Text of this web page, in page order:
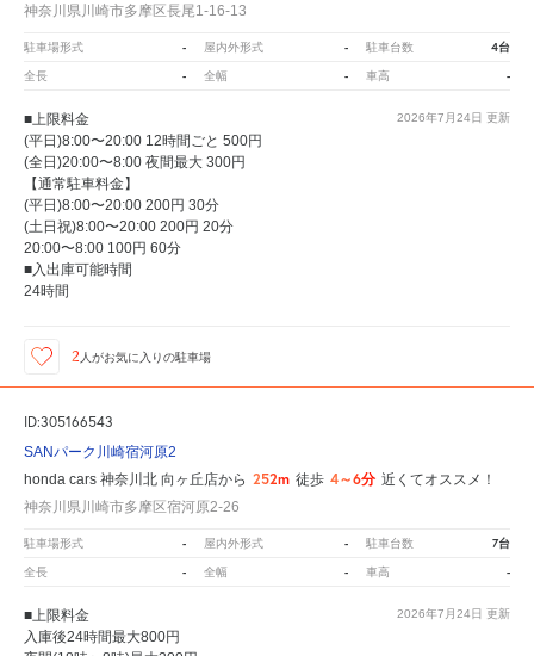
神奈川県川崎市多摩区長尾1-16-13
駐車場形式 - 屋内外形式 - 駐車台数 4台
全長 - 全幅 - 車高 -
2026年7月24日 更新
■上限料金
(平日)8:00〜20:00 12時間ごと 500円
(全日)20:00〜8:00 夜間最大 300円
【通常駐車料金】
(平日)8:00〜20:00 200円 30分
(土日祝)8:00〜20:00 200円 20分
20:00〜8:00 100円 60分
■入出庫可能時間
24時間
2 人がお気に入りの駐車場
ID:305166543
SANパーク川崎宿河原2
honda cars 神奈川北 向ヶ丘店から 252m 徒歩 4～6分 近くてオススメ！
神奈川県川崎市多摩区宿河原2-26
駐車場形式 - 屋内外形式 - 駐車台数 7台
全長 - 全幅 - 車高 -
2026年7月24日 更新
■上限料金
入庫後24時間最大800円